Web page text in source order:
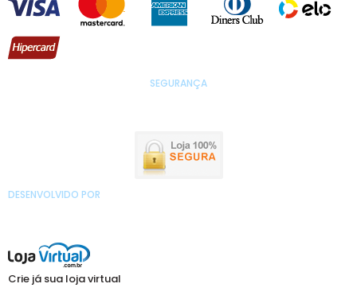
SEGURANÇA
DESENVOLVIDO POR
Crie já sua loja virtual